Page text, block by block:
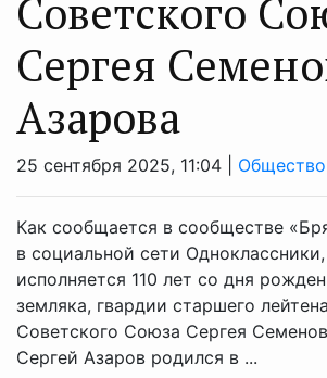
Советского
Сергея
Азарова
25 сентября 2025, 11:04 | Общество
Как сообщается в сообществе
в социальной сети
исполняется 110 лет со дня
земляка, гвардии старшего
Советского Союза Сергея
Сергей Азаров родился в ...